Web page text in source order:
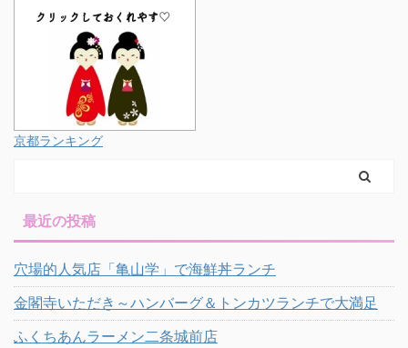
京都ランキング
最近の投稿
穴場的人気店「亀山学」で海鮮丼ランチ
金閣寺いただき～ハンバーグ＆トンカツランチで大満足
ふくちあんラーメン二条城前店